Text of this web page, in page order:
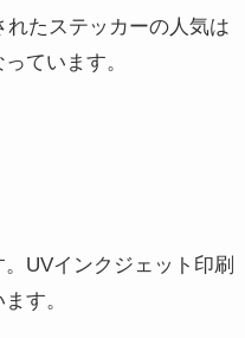
たステッカーの人気は
ています。
UVインクジェット印刷
す。